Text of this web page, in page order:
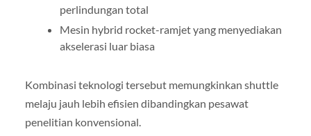
perlindungan total
Mesin hybrid rocket-ramjet yang menyediakan
akselerasi luar biasa
Kombinasi teknologi tersebut memungkinkan shuttle
melaju jauh lebih efisien dibandingkan pesawat
penelitian konvensional.